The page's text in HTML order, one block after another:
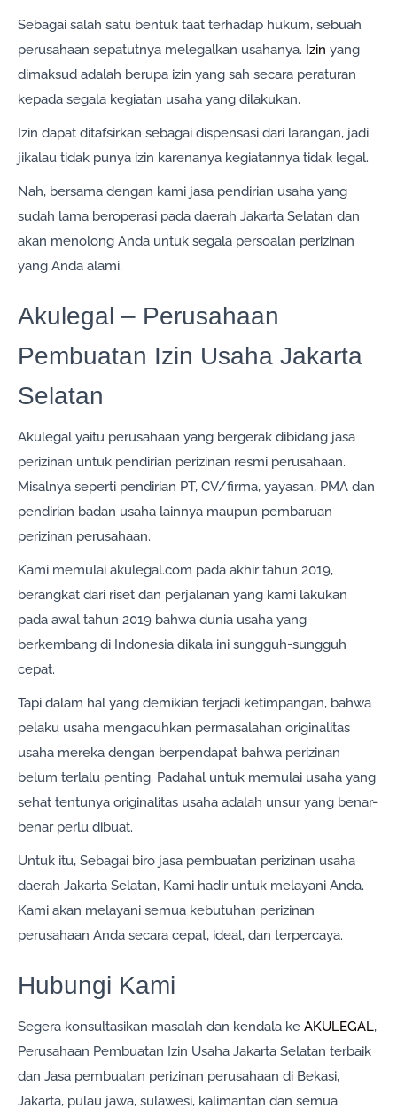
Sebagai salah satu bentuk taat terhadap hukum, sebuah
perusahaan sepatutnya melegalkan usahanya. Izin yang
dimaksud adalah berupa izin yang sah secara peraturan
kepada segala kegiatan usaha yang dilakukan.
Izin dapat ditafsirkan sebagai dispensasi dari larangan, jadi
jikalau tidak punya izin karenanya kegiatannya tidak legal.
Nah, bersama dengan kami jasa pendirian usaha yang
sudah lama beroperasi pada daerah Jakarta Selatan dan
akan menolong Anda untuk segala persoalan perizinan
yang Anda alami.
Akulegal – Perusahaan
Pembuatan Izin Usaha Jakarta
Selatan
Akulegal yaitu perusahaan yang bergerak dibidang jasa
perizinan untuk pendirian perizinan resmi perusahaan.
Misalnya seperti pendirian PT, CV/firma, yayasan, PMA dan
pendirian badan usaha lainnya maupun pembaruan
perizinan perusahaan.
Kami memulai akulegal.com pada akhir tahun 2019,
berangkat dari riset dan perjalanan yang kami lakukan
pada awal tahun 2019 bahwa dunia usaha yang
berkembang di Indonesia dikala ini sungguh-sungguh
cepat.
Tapi dalam hal yang demikian terjadi ketimpangan, bahwa
pelaku usaha mengacuhkan permasalahan originalitas
usaha mereka dengan berpendapat bahwa perizinan
belum terlalu penting. Padahal untuk memulai usaha yang
sehat tentunya originalitas usaha adalah unsur yang benar-
benar perlu dibuat.
Untuk itu, Sebagai biro jasa pembuatan perizinan usaha
daerah Jakarta Selatan, Kami hadir untuk melayani Anda.
Kami akan melayani semua kebutuhan perizinan
perusahaan Anda secara cepat, ideal, dan terpercaya.
Hubungi Kami
Segera konsultasikan masalah dan kendala ke AKULEGAL,
Perusahaan Pembuatan Izin Usaha Jakarta Selatan terbaik
dan Jasa pembuatan perizinan perusahaan di Bekasi,
Jakarta, pulau jawa, sulawesi, kalimantan dan semua